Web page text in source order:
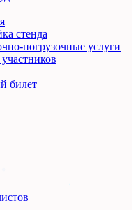
стенда
погрузочные услуги
билет